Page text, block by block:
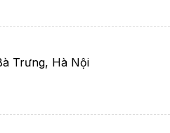
Trưng, Hà Nội